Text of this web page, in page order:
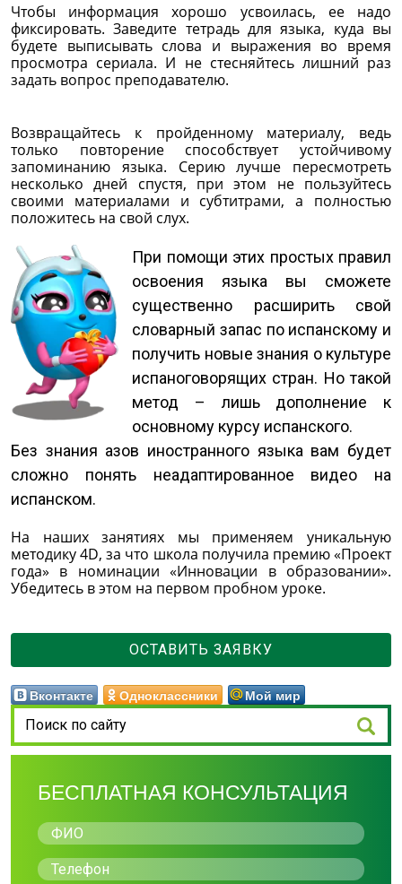
Чтобы информация хорошо усвоилась, ее надо
фиксировать. Заведите тетрадь для языка, куда вы
будете выписывать слова и выражения во время
просмотра сериала. И не стесняйтесь лишний раз
задать вопрос преподавателю.
Возвращайтесь к пройденному материалу, ведь
только повторение способствует устойчивому
запоминанию языка. Серию лучше пересмотреть
несколько дней спустя, при этом не пользуйтесь
своими материалами и субтитрами, а полностью
положитесь на свой слух.
При помощи этих простых правил
освоения языка вы сможете
существенно расширить свой
словарный запас по испанскому и
получить новые знания о культуре
испаноговорящих стран. Но такой
метод – лишь дополнение к
основному курсу испанского.
Без знания азов иностранного языка вам будет
сложно понять неадаптированное видео на
испанском.
На наших занятиях мы применяем уникальную
методику 4D, за что школа получила премию «Проект
года» в номинации «Инновации в образовании».
Убедитесь в этом на первом пробном уроке.
ОСТАВИТЬ ЗАЯВКУ
Вконтакте Одноклассники Мой мир
БЕСПЛАТНАЯ КОНСУЛЬТАЦИЯ